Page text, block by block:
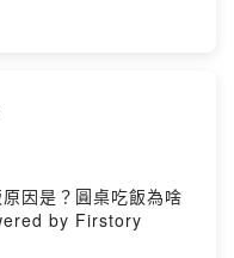
因是？圓桌吃飯為啥
by Firstory